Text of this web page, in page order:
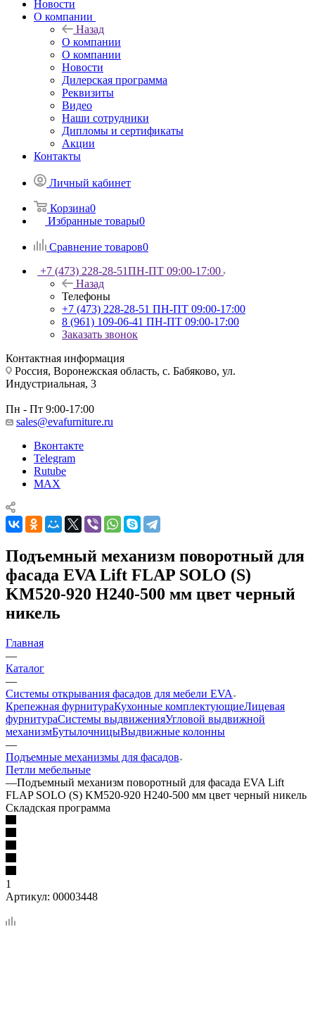
Новости
О компании
Назад
О компании
О компании
Новости
Дилерская программа
Реквизиты
Видео
Наши сотрудники
Дипломы и сертификаты
Акции
Контакты
Личный кабинет
Корзина0
Избранные товары0
Сравнение товаров0
+7 (473) 228-28-51ПН-ПТ 09:00-17:00
Назад
Телефоны
+7 (473) 228-28-51 ПН-ПТ 09:00-17:00
8 (961) 109-06-41 ПН-ПТ 09:00-17:00
Заказать звонок
Контактная информация
Россия, Воронежская область, с. Бабяково, ул.
Индустриальная, 3
Пн - Пт 9:00-17:00
sales@evafurniture.ru
Вконтакте
Telegram
Rutube
MAX
Подъемный механизм поворотный для
фасада EVA Lift FLAP SOLO (S)
KM520-920 H240-500 мм цвет черный
никель
Главная
—
Каталог
—
Системы открывания фасадов для мебели EVA
Крепежная фурнитураКухонные комплектующиеЛицевая
фурнитураСистемы выдвиженияУгловой выдвижной
механизмБутылочницыВыдвижные колонны
—
Подъемные механизмы для фасадов
Петли мебельные
—Подъемный механизм поворотный для фасада EVA Lift
FLAP SOLO (S) KM520-920 H240-500 мм цвет черный никель
Складская программа
1
Артикул: 00003448